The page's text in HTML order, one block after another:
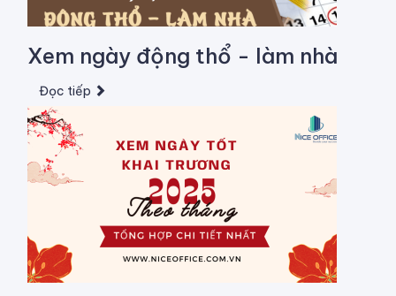
Xem ngày động thổ - làm nhà
Đọc tiếp